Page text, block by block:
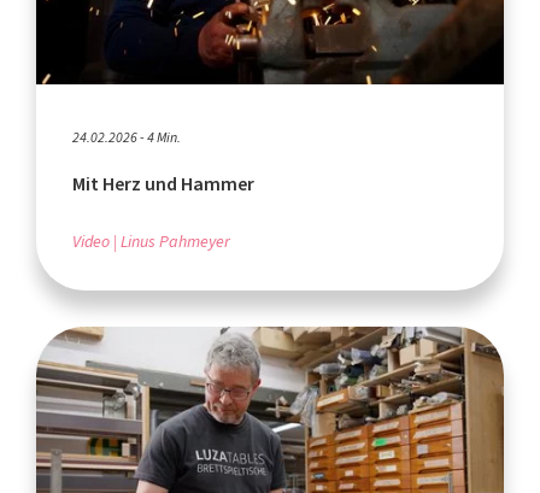
24.02.2026 - 4 Min.
Mit Herz und Hammer
Video Linus Pahmeyer